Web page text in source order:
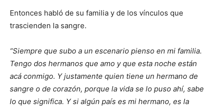
Entonces habló de su familia y de los vínculos que
trascienden la sangre.
“Siempre que subo a un escenario pienso en mi familia.
Tengo dos hermanos que amo y que esta noche están
acá conmigo. Y justamente quien tiene un hermano de
sangre o de corazón, porque la vida se lo puso ahí, sabe
lo que significa. Y si algún país es mi hermano, es la